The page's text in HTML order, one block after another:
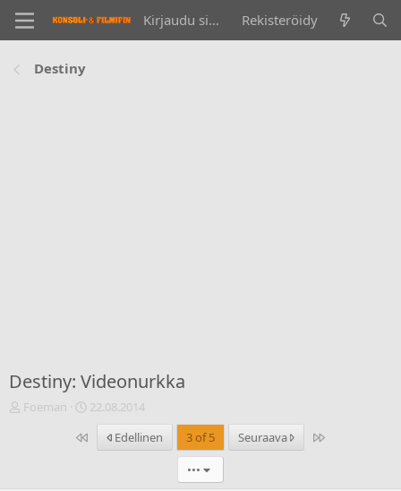
Kirjaudu sisään Rekisteröidy
Destiny
Destiny: Videonurkka
VFoeman
A
22.08.2014
Ensimmäinen
Edellinen 3 of 5 Seuraava Last
•••